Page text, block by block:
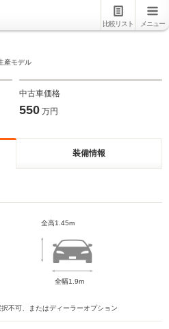
比較リスト メニュー
産モデル
中古車価格
550 万円
装備情報
全高1.45m
全幅1.9m
択不可、またはディーラーオプション